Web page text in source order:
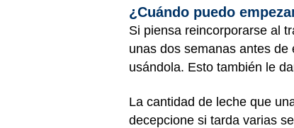
¿Cuándo puedo
Si piensa reincorporarse al
unas dos semanas antes
usándola. Esto también le
La cantidad de leche que
decepcione si tarda varias